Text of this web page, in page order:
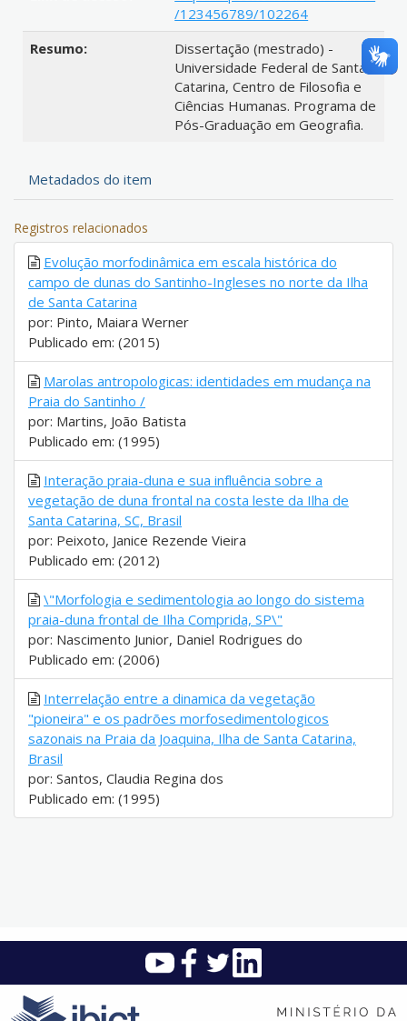
/123456789/102264
Resumo:
Dissertação (mestrado) -
Universidade Federal de Santa
Catarina, Centro de Filosofia e
Ciências Humanas. Programa de
Pós-Graduação em Geografia.
Metadados do item
Registros relacionados
Evolução morfodinâmica em escala histórica do
campo de dunas do Santinho-Ingleses no norte da Ilha
de Santa Catarina
por: Pinto, Maiara Werner
Publicado em: (2015)
Marolas antropologicas: identidades em mudança na
Praia do Santinho /
por: Martins, João Batista
Publicado em: (1995)
Interação praia-duna e sua influência sobre a
vegetação de duna frontal na costa leste da Ilha de
Santa Catarina, SC, Brasil
por: Peixoto, Janice Rezende Vieira
Publicado em: (2012)
\"Morfologia e sedimentologia ao longo do sistema
praia-duna frontal de Ilha Comprida, SP\"
por: Nascimento Junior, Daniel Rodrigues do
Publicado em: (2006)
Interrelação entre a dinamica da vegetação
"pioneira" e os padrões morfosedimentologicos
sazonais na Praia da Joaquina, Ilha de Santa Catarina,
Brasil
por: Santos, Claudia Regina dos
Publicado em: (1995)